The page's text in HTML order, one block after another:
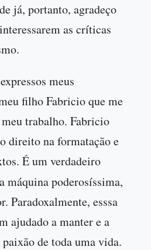
já, portanto, agradeço
as críticas
meus
filho Fabricio que me
trabalho. Fabricio
direito na formatação e
É um verdadeiro
máquina poderosíssima,
Paradoxalmente, esssa
ajudado a manter e a
de toda uma vida.